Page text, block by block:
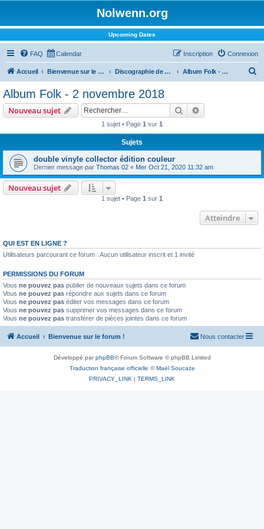
Nolwenn.org
Upcoming Dates
FAQ Calendar Connexion
Inscription
Accueil Bienvenue sur le forum ! Discographie de Nolwenn Album Folk - 2 novembre 2018
Album Folk - 2 novembre 2018
Nouveau sujet Rechercher
1 sujet • Page 1 sur 1
Sujets
double vinyle collector édition couleur
Dernier message par Thomas 02 « Mer Oct 21, 2020 11:32 am
Nouveau sujet
1 sujet • Page 1 sur 1
Atteindre
QUI EST EN LIGNE ?
Utilisateurs parcourant ce forum : Aucun utilisateur inscrit et 1 invité
PERMISSIONS DU FORUM
Vous ne pouvez pas publier de nouveaux sujets dans ce forum
Vous ne pouvez pas répondre aux sujets dans ce forum
Vous ne pouvez pas éditer vos messages dans ce forum
Vous ne pouvez pas supprimer vos messages dans ce forum
Vous ne pouvez pas transférer de pièces jointes dans ce forum
Accueil Bienvenue sur le forum ! Nous contacter
Développé parphpBB® Forum Software © phpBB Limited
Traduction française officielle ©Maël Soucaze
PRIVACY_LINK | TERMS_LINK